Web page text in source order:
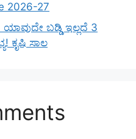
2026-27
ಬಡ್ಡಿ ಇಲ್ಲದೆ 3
ಕೃಷಿ ಸಾಲ